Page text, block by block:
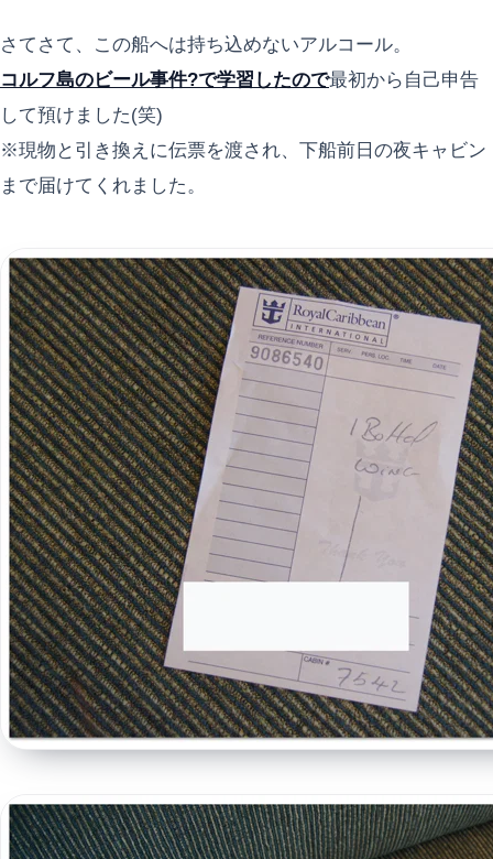
さてさて、この船へは持ち込めないアルコール。
コルフ島のビール事件?で学習したので最初から自己申告
して預けました(笑)
※現物と引き換えに伝票を渡され、下船前日の夜キャビン
まで届けてくれました。